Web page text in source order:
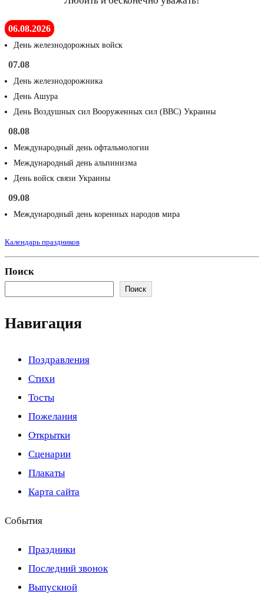
06.08.2026
День железнодорожных войск
07.08
День железнодорожника
День Ашура
День Воздушных сил Вооруженных сил (ВВС) Украины
08.08
Международный день офтальмологии
Международный день альпинизма
День войск связи Украины
09.08
Международный день коренных народов мира
Календарь праздников
Поиск
Поиск
Навигация
Поздравления
Стихи
Тосты
Пожелания
Открытки
Сценарии
Плакаты
Карта сайта
События
Праздники
Последний звонок
Выпускной